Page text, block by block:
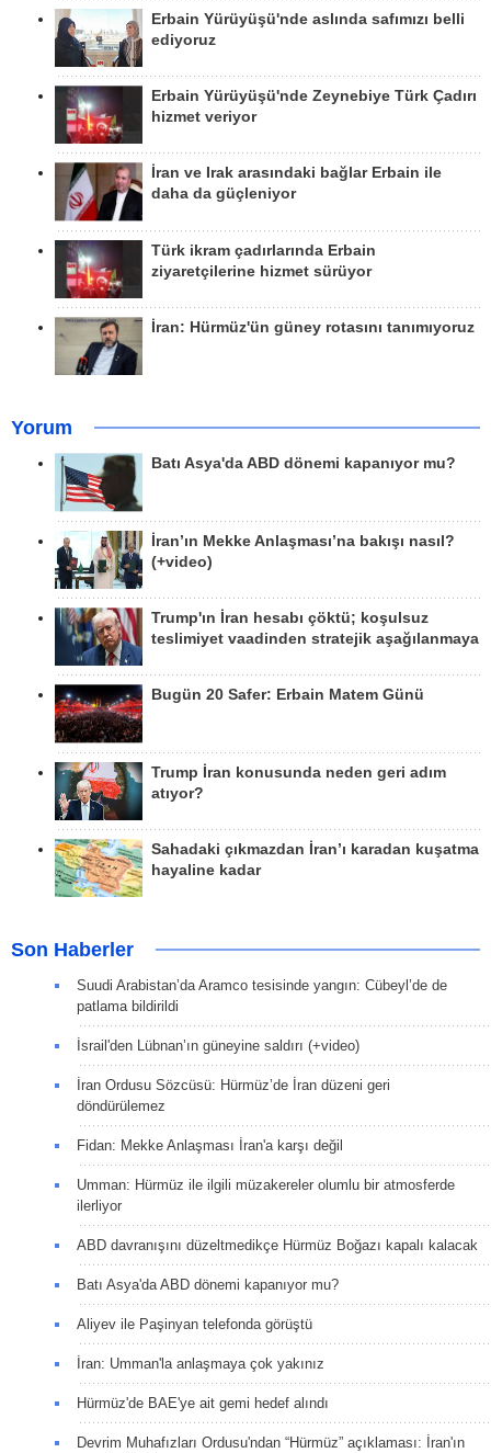
Erbain Yürüyüşü'nde aslında safımızı belli
ediyoruz
Erbain Yürüyüşü'nde Zeynebiye Türk Çadırı
hizmet veriyor
İran ve Irak arasındaki bağlar Erbain ile
daha da güçleniyor
Türk ikram çadırlarında Erbain
ziyaretçilerine hizmet sürüyor
İran: Hürmüz'ün güney rotasını tanımıyoruz
Yorum
Batı Asya'da ABD dönemi kapanıyor mu?
İran’ın Mekke Anlaşması’na bakışı nasıl?
(+video)
Trump'ın İran hesabı çöktü; koşulsuz
teslimiyet vaadinden stratejik aşağılanmaya
Bugün 20 Safer: Erbain Matem Günü
Trump İran konusunda neden geri adım
atıyor?
Sahadaki çıkmazdan İran’ı karadan kuşatma
hayaline kadar
Son Haberler
Suudi Arabistan’da Aramco tesisinde yangın: Cübeyl’de de
patlama bildirildi
İsrail'den Lübnan’ın güneyine saldırı (+video)
İran Ordusu Sözcüsü: Hürmüz’de İran düzeni geri
döndürülemez
Fidan: Mekke Anlaşması İran'a karşı değil
Umman: Hürmüz ile ilgili müzakereler olumlu bir atmosferde
ilerliyor
ABD davranışını düzeltmedikçe Hürmüz Boğazı kapalı kalacak
Batı Asya'da ABD dönemi kapanıyor mu?
Aliyev ile Paşinyan telefonda görüştü
İran: Umman'la anlaşmaya çok yakınız
Hürmüz'de BAE'ye ait gemi hedef alındı
Devrim Muhafızları Ordusu'ndan “Hürmüz” açıklaması: İran'ın